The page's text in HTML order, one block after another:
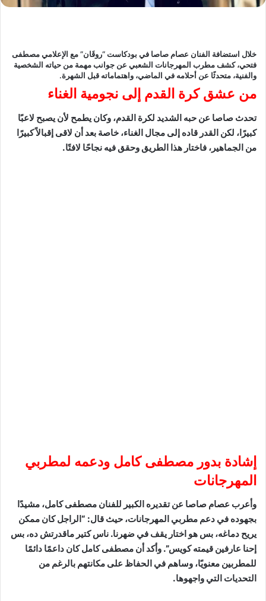
خلال استضافة الفنان عصام صاصا في بودكاست “روقَان” مع الإعلامي مصطفى
فتحي، كشف مطرب المهرجانات الشعبي عن جوانب مهمة من حياته الشخصية
والفنية، متحدثًا عن أحلامه في الماضي، واهتماماته قبل الشهرة.
من عشق كرة القدم إلى نجومية الغناء
تحدث صاصا عن حبه الشديد لكرة القدم، وكان يطمح لأن يصبح لاعبًا
كبيرًا، لكن القدر قاده إلى مجال الغناء، خاصة بعد أن لاقى إقبالاً كبيرًا
من الجماهير، فاختار هذا الطريق وحقق فيه نجاحًا لافتًا.
إشادة بدور مصطفى كامل ودعمه لمطربي
المهرجانات
وأعرب عصام صاصا عن تقديره الكبير للفنان مصطفى كامل، مشيدًا
بجهوده في دعم مطربي المهرجانات، حيث قال: “الراجل كان ممكن
يريح دماغه، بس هو اختار يقف في ضهرنا. ناس كتير ماقدرتش ده، بس
إحنا عارفين قيمته كويس”. وأكد أن مصطفى كامل كان داعمًا دائمًا
للمطربين معنويًا، وساهم في الحفاظ على مكانتهم بالرغم من
التحديات التي واجهوها.